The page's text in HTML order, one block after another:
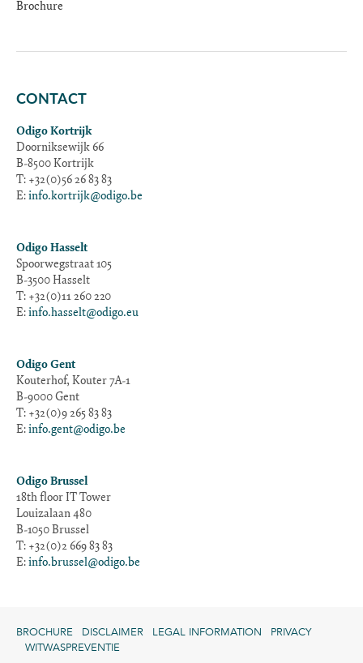
Brochure
CONTACT
Odigo Kortrijk
Doorniksewijk 66
B-8500 Kortrijk
T: +32(0)56 26 83 83
E: info.kortrijk@odigo.be
Odigo Hasselt
Spoorwegstraat 105
B-3500 Hasselt
T: +32(0)11 260 220
E: info.hasselt@odigo.eu
Odigo Gent
Kouterhof, Kouter 7A-1
B-9000 Gent
T: +32(0)9 265 83 83
E: info.gent@odigo.be
Odigo Brussel
18th floor IT Tower
Louizalaan 480
B-1050 Brussel
T: +32(0)2 669 83 83
E: info.brussel@odigo.be
BROCHURE DISCLAIMER LEGAL INFORMATION
PRIVACY
WITWASPREVENTIE